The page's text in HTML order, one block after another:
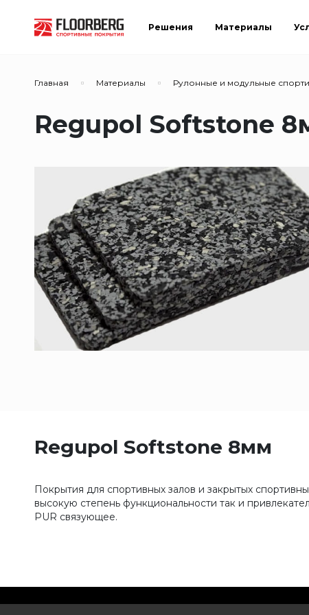
Решения Материалы
Главная Материалы Рулонные и модульные
Regupol Softstone
Regupol Softstone 8мм
Покрытия для спортивных залов и закрытых
высокую степень функциональности так и
PUR связующее.